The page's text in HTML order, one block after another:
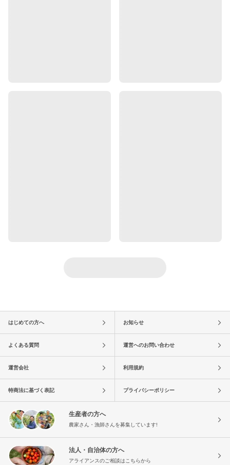
はじめての方へ お知らせ
よくある質問 運営へのお問い合わせ
運営会社 利用規約
特商法に基づく表記 プライバシーポリシー
生産者の方へ
農家さん・漁師さんを募集しています!
法人・自治体の方へ
アライアンスのご相談はこちらから